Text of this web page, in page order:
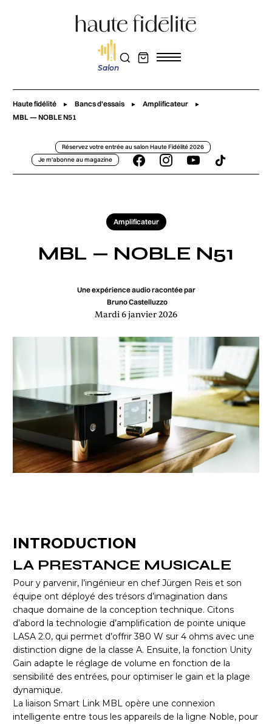
Salon
Haute fidélité Bancs d'essais
Amplificateur
MBL — NOBLE N51
Réservez votre entrée au salon Haute Fidélité 2026
Je m'abonne au magazine
Amplificateur
MBL — NOBLE N51
Une expérience audio racontée par
Bruno Castelluzzo
Mardi 6 janvier 2026
INTRODUCTION
LA PRESTANCE MUSICALE
Pour y parvenir, l’ingénieur en chef Jürgen Reis et son
équipe ont déployé des trésors d’imagination dans
chaque domaine de la conception technique. Citons
d’abord la technologie d’amplification de pointe unique
LASA 2.0, qui permet d’offrir 380 W sur 4 ohms avec une
distinction digne de la classe A. Ensuite, la fonction Unity
Gain adapte le réglage de volume en fonction de la
sensibilité des entrées, pour optimiser le gain et la plage
dynamique.
La liaison Smart Link MBL opère une connexion
intelligente entre tous les appareils de la ligne Noble, pour